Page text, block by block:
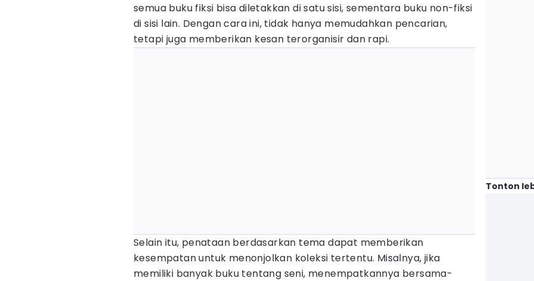
semua buku fiksi bisa diletakkan di satu sisi, sementara buku non-fiksi
di sisi lain. Dengan cara ini, tidak hanya memudahkan pencarian,
tetapi juga memberikan kesan terorganisir dan rapi.
Selain itu, penataan berdasarkan tema dapat memberikan
kesempatan untuk menonjolkan koleksi tertentu. Misalnya, jika
memiliki banyak buku tentang seni, menempatkannya bersama-
Tonton